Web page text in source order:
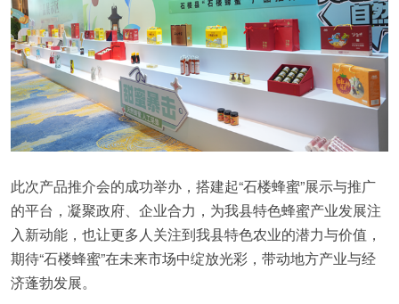
此次产品推介会的成功举办，搭建起“石楼蜂蜜”展示与推广
的平台，凝聚政府、企业合力，为我县特色蜂蜜产业发展注
入新动能，也让更多人关注到我县特色农业的潜力与价值，
期待“石楼蜂蜜”在未来市场中绽放光彩，带动地方产业与经
济蓬勃发展。